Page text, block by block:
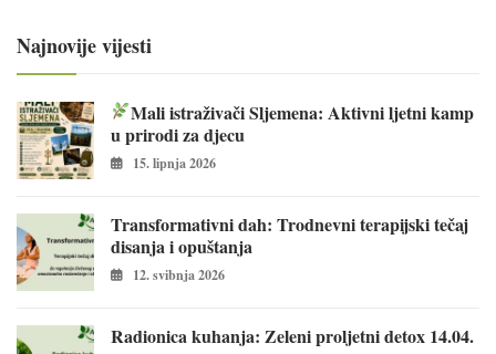
Najnovije vijesti
Mali istraživači Sljemena: Aktivni ljetni kamp
u prirodi za djecu
15. lipnja 2026
Transformativni dah: Trodnevni terapijski tečaj
disanja i opuštanja
12. svibnja 2026
Radionica kuhanja: Zeleni proljetni detox 14.04.